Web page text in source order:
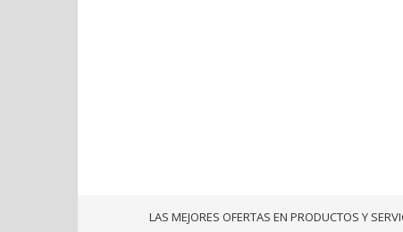
LAS MEJORES OFERTAS EN PRODUCTOS Y